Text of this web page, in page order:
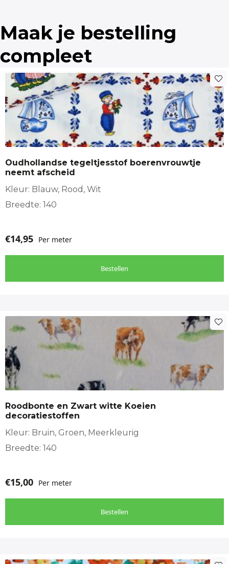
140
Stofsoorten
Katoen
Stof geschikt voor
Decoratie, Gordijnen, Interieur aankleding, keukenschort,
Kerststof sierkussen
Maak je bestelling
compleet
Oudhollandse tegeltjesstof boerenvrouwtje
neemt afscheid
Kleur: Blauw, Rood, Wit
Breedte: 140
€14,95 Per meter
Bestellen
Roodbonte en Zwart witte Koeien
decoratiestoffen
Kleur: Bruin, Groen, Meerkleurig
Breedte: 140
€15,00 Per meter
Bestellen